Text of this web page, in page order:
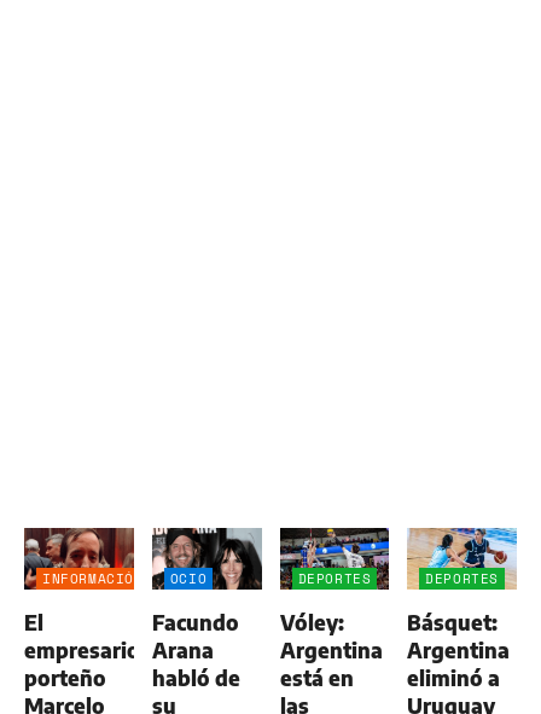
INFORMACIÓN
El
empresario
porteño
Marcelo
OCIO
Facundo
Arana
habló de
su
DEPORTES
Vóley:
Argentina
está en
las
DEPORTES
Básquet:
Argentina
eliminó a
Uruguay